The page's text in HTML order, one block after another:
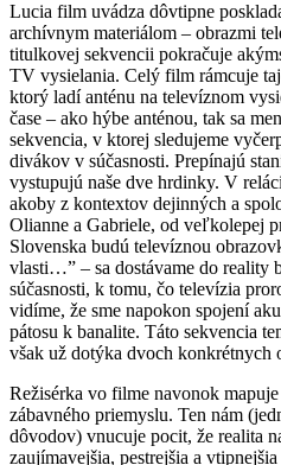
Lucia film uvádza dôvtipne
archívnym materiálom – obrazmi
titulkovej sekvencii pokračuje
TV vysielania. Celý film rámcuje
ktorý ladí anténu na televíznom
čase – ako hýbe anténou, tak sa
sekvencia, v ktorej sledujeme
divákov v súčasnosti. Prepínajú
vystupujú naše dve hrdinky. V
akoby z kontextov dejinných a
Olianne a Gabriele, od veľkolepej
Slovenska budú televíznou
vlasti…” – sa dostávame do reality
súčasnosti, k tomu, čo televízia
vidíme, že sme napokon spojení
pátosu k banalite. Táto sekvencia
však už dotýka dvoch konkrétnych
Režisérka vo filme navonok
zábavného priemyslu. Ten nám
dôvodov) vnucuje pocit, že realita
zaujímavejšia, pestrejšia a